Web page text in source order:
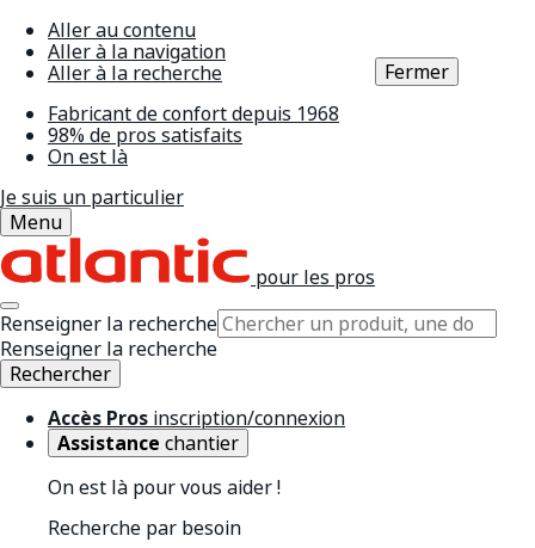
Aller au contenu
Aller à la navigation
Aller à la recherche
Fabricant de confort depuis 1968
98% de pros satisfaits
On est là
Je suis un particulier
Menu
pour les pros
Renseigner la recherche
Renseigner la recherche
Rechercher
Accès Pros inscription/connexion
Assistance chantier
On est là pour vous aider !
Recherche par besoin
Fermer